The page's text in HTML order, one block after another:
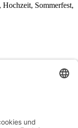
Hochzeit, Sommerfest,